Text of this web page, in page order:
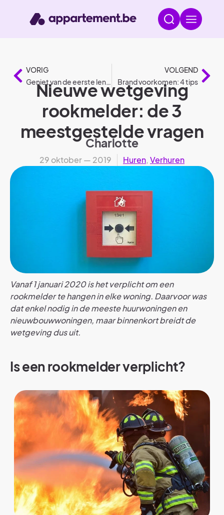
VORIG
Geniet van de eerste lentedagen in jouw appartement
VOLGEND
Brand voorkomen: 4 tips
Nieuwe wetgeving
rookmelder: de 3
meestgestelde vragen
Charlotte
29 oktober — 2019 Huren, Verhuren
Vanaf 1 januari 2020 is het verplicht om een
rookmelder te hangen in elke woning. Daarvoor was
dat enkel nodig in de meeste huurwoningen en
nieuwbouwwoningen, maar binnenkort breidt de
wetgeving dus uit.
Is een rookmelder verplicht?